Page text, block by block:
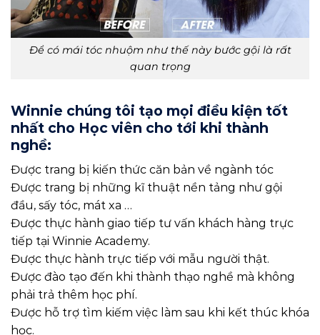
Để có mái tóc nhuộm như thế này bước gội là rất
quan trọng
Winnie chúng tôi tạo mọi điều kiện tốt
nhất cho Học viên cho tới khi thành
nghề:
Được trang bị kiến thức căn bản về ngành tóc
Được trang bị những kĩ thuật nền tảng như gội
đầu, sấy tóc, mát xa …
Được thực hành giao tiếp tư vấn khách hàng trực
tiếp tại Winnie Academy.
Được thực hành trực tiếp với mẫu người thật.
Được đào tạo đến khi thành thạo nghề mà không
phải trả thêm học phí.
Được hỗ trợ tìm kiếm việc làm sau khi kết thúc khóa
học.